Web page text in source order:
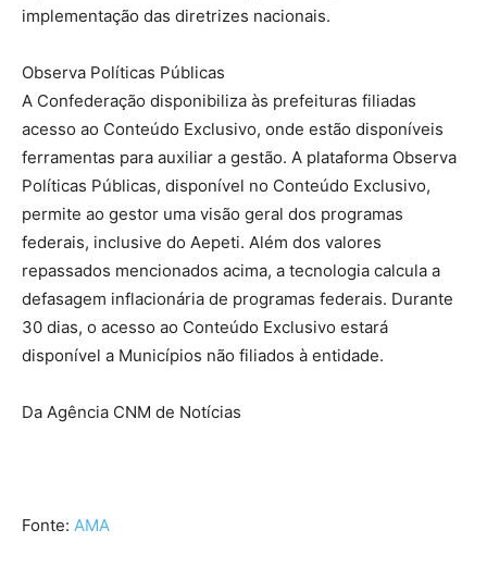
implementação das diretrizes nacionais.
Observa Políticas Públicas
A Confederação disponibiliza às prefeituras filiadas
acesso ao Conteúdo Exclusivo, onde estão disponíveis
ferramentas para auxiliar a gestão. A plataforma Observa
Políticas Públicas, disponível no Conteúdo Exclusivo,
permite ao gestor uma visão geral dos programas
federais, inclusive do Aepeti. Além dos valores
repassados mencionados acima, a tecnologia calcula a
defasagem inflacionária de programas federais. Durante
30 dias, o acesso ao Conteúdo Exclusivo estará
disponível a Municípios não filiados à entidade.
Da Agência CNM de Notícias
Fonte: AMA